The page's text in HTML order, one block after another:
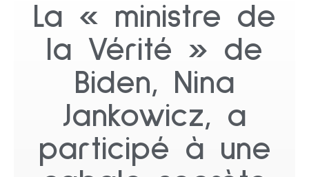
La « ministre de
la Vérité » de
Biden, Nina
Jankowicz, a
participé à une